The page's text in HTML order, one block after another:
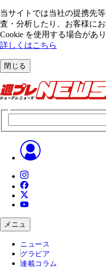
当サイトでは当社の提携先
査・分析したり、お客様に
Cookie を使⽤する場合があり
詳しくはこちら
閉じる
メニュ
ニュース
グラビア
連載コラム